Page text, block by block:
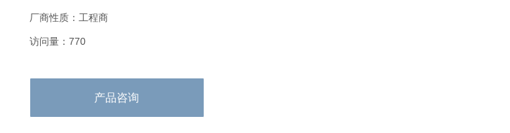
厂商性质：工程商
访问量：770
产品咨询